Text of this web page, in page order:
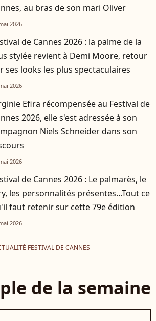
au bras de son mari Oliver
2026
de Cannes 2026 : la palme de la
stylée revient à Demi Moore, retour
ses looks les plus spectaculaires
2026
Efira récompensée au Festival de
2026, elle s'est adressée à son
Niels Schneider dans son
2026
de Cannes 2026 : Le palmarès, le
les personnalités présentes...Tout ce
faut retenir sur cette 79e édition
2026
FESTIVAL DE CANNES
de la semaine